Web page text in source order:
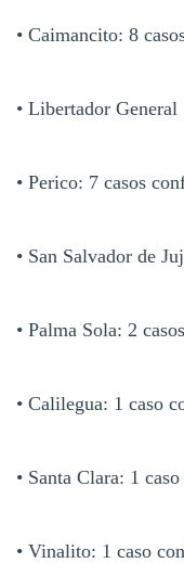
• Caimancito: 8
• Libertador
• Perico: 7 casos
• San Salvador de
• Palma Sola: 2
• Calilegua: 1 caso
• Santa Clara: 1
• Vinalito: 1 caso